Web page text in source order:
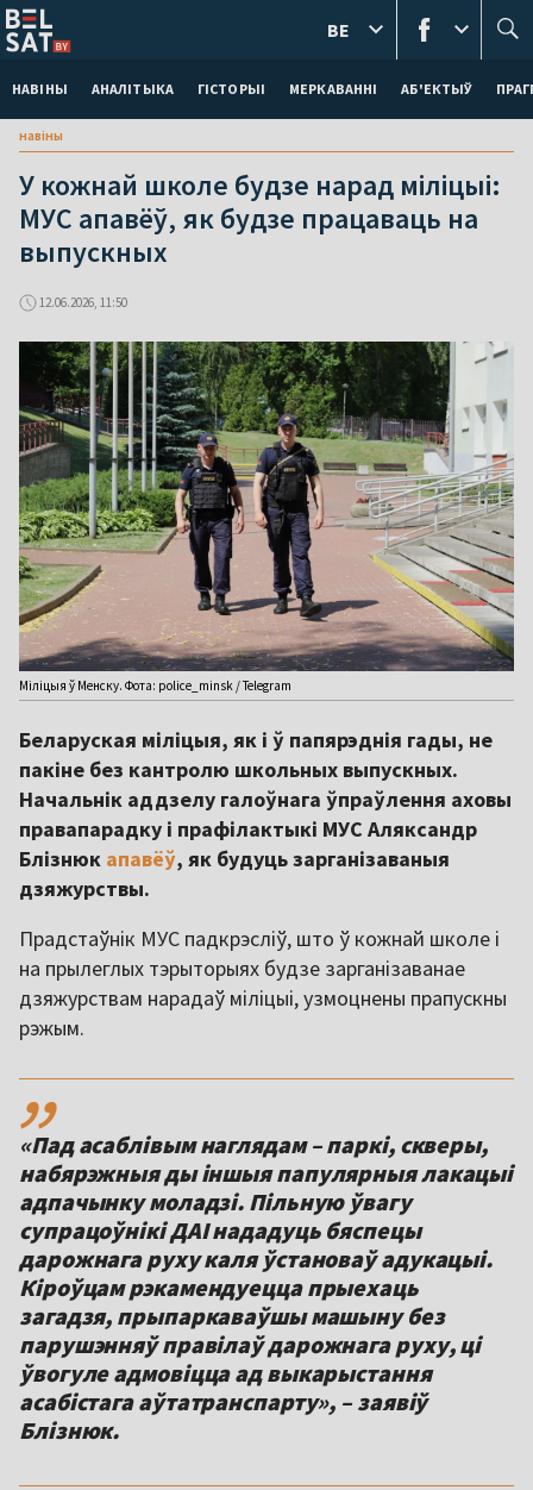
НАВІНЫ АНАЛІТЫКА ГІСТОРЫІ МЕРКАВАННI АБ'ЕКТЫЎ
BE
навіны
У кожнай школе будзе нарад міліцыі:
МУС апавёў, як будзе працаваць на
выпускных
12.06.2026, 11:50
Міліцыя ў Менску. Фота: police_minsk / Telegram
Беларуская міліцыя, як і ў папярэднія гады, не
пакіне без кантролю школьных выпускных.
Начальнік аддзелу галоўнага ўпраўлення аховы
правапарадку і прафілактыкі МУС Аляксандр
Блізнюк апавёў, як будуць зарганізаваныя
дзяжурствы.
Прадстаўнік МУС падкрэсліў, што ў кожнай школе і
на прылеглых тэрыторыях будзе зарганізаванае
дзяжурствам нарадаў міліцыі, узмоцнены прапускны
рэжым.
,,
«Пад асаблівым наглядам – паркі, скверы,
набярэжныя ды іншыя папулярныя лакацыі
адпачынку моладзі. Пільную ўвагу
супрацоўнікі ДАІ нададуць бяспецы
дарожнага руху каля ўстановаў адукацыі.
Кіроўцам рэкамендуецца прыехаць
загадзя, прыпаркаваўшы машыну без
парушэнняў правілаў дарожнага руху, ці
ўвогуле адмовіцца ад выкарыстання
асабістага аўтатранспарту», – заявіў
Блізнюк.